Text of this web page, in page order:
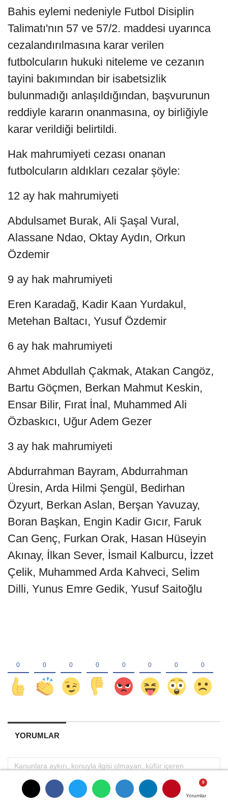
Yorumlar
Yorumlar
Yorumlar
Bahis eylemi nedeniyle Futbol Disiplin
Talimatı'nın 57 ve 57/2. maddesi uyarınca
cezalandırılmasına karar verilen
futbolcuların hukuki niteleme ve cezanın
tayini bakımından bir isabetsizlik
bulunmadığı anlaşıldığından, başvurunun
reddiyle kararın onanmasına, oy birliğiyle
karar verildiği belirtildi.
Hak mahrumiyeti cezası onanan
futbolcuların aldıkları cezalar şöyle:
12 ay hak mahrumiyeti
Abdulsamet Burak, Ali Şaşal Vural,
Alassane Ndao, Oktay Aydın, Orkun
Özdemir
9 ay hak mahrumiyeti
Eren Karadağ, Kadir Kaan Yurdakul,
Metehan Baltacı, Yusuf Özdemir
6 ay hak mahrumiyeti
Ahmet Abdullah Çakmak, Atakan Cangöz,
Bartu Göçmen, Berkan Mahmut Keskin,
Ensar Bilir, Fırat İnal, Muhammed Ali
Özbaskıcı, Uğur Adem Gezer
3 ay hak mahrumiyeti
Abdurrahman Bayram, Abdurrahman
Üresin, Arda Hilmi Şengül, Bedirhan
Özyurt, Berkan Aslan, Berşan Yavuzay,
Boran Başkan, Engin Kadir Gıcır, Faruk
Can Genç, Furkan Orak, Hasan Hüseyin
Akınay, İlkan Sever, İsmail Kalburcu, İzzet
Çelik, Muhammed Arda Kahveci, Selim
Dilli, Yunus Emre Gedik, Yusuf Saitoğlu
YORUMLAR